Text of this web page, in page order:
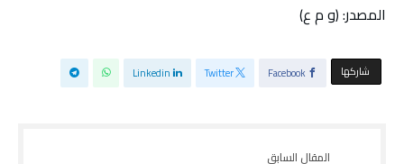
المصدر: (و م ع)
‫‫ شاركها‬ Facebook
Twitter
Linkedin